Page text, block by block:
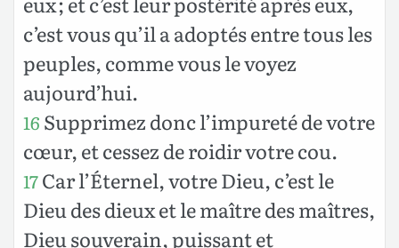
c’est vous qu’il a adoptés entre tous les
peuples, comme vous le voyez
aujourd’hui.
16 Supprimez donc l’impureté de votre
cœur, et cessez de roidir votre cou.
17Car l’Éternel, votre Dieu, c’est le
Dieu des dieux et le maître des maîtres,
Dieu souverain, puissant et